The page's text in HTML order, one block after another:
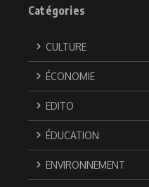
Catégories
CULTURE
ÉCONOMIE
EDITO
ÉDUCATION
ENVIRONNEMENT